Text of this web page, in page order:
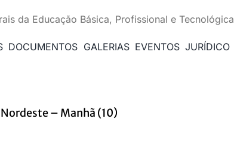
da Educação Básica, Profissional e Tecnológica
DOCUMENTOS GALERIAS EVENTOS JURÍDICO
– Manhã (10)